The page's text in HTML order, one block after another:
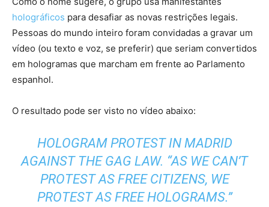
holográficos para desafiar as novas restrições legais.
Pessoas do mundo inteiro foram convidadas a gravar um
vídeo (ou texto e voz, se preferir) que seriam convertidos
em hologramas que marcham em frente ao Parlamento
espanhol.
O resultado pode ser visto no vídeo abaixo:
HOLOGRAM PROTEST IN MADRID
AGAINST THE GAG LAW. “AS WE CAN’T
PROTEST AS FREE CITIZENS, WE
PROTEST AS FREE HOLOGRAMS.”